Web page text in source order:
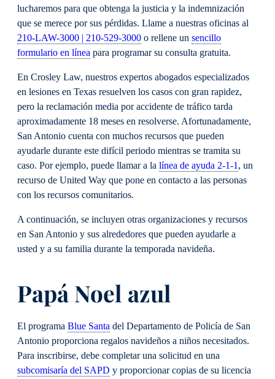
lucharemos para que obtenga la justicia y la indemnización
que se merece por sus pérdidas. Llame a nuestras oficinas al
210-LAW-3000 | 210-529-3000 o rellene un sencillo
formulario en línea para programar su consulta gratuita.
En Crosley Law, nuestros expertos abogados especializados
en lesiones en Texas resuelven los casos con gran rapidez,
pero la reclamación media por accidente de tráfico tarda
aproximadamente 18 meses en resolverse. Afortunadamente,
San Antonio cuenta con muchos recursos que pueden
ayudarle durante este difícil periodo mientras se tramita su
caso. Por ejemplo, puede llamar a la línea de ayuda 2-1-1, un
recurso de United Way que pone en contacto a las personas
con los recursos comunitarios.
A continuación, se incluyen otras organizaciones y recursos
en San Antonio y sus alrededores que pueden ayudarle a
usted y a su familia durante la temporada navideña.
Papá Noel azul
El programa Blue Santa del Departamento de Policía de San
Antonio proporciona regalos navideños a niños necesitados.
Para inscribirse, debe completar una solicitud en una
subcomisaría del SAPD y proporcionar copias de su licencia